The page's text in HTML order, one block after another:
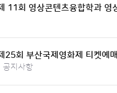
11회 영상콘텐츠융합학과 영
25회 부산국제영화제 티켓예
공지사항